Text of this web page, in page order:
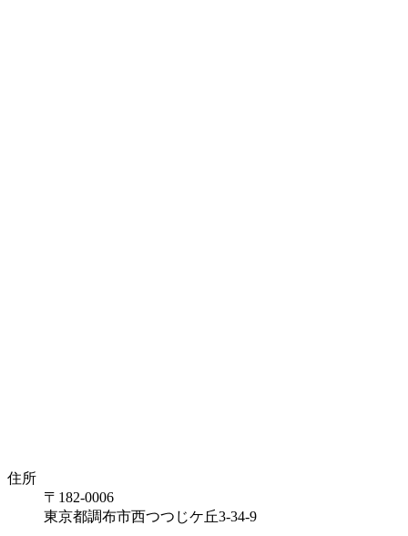
住所
〒182-0006
東京都調布市西つつじケ丘3-34-9